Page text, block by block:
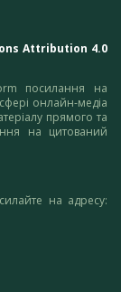
Attribution 4.0
посилання на
сфері онлайн-медіа
прямого та
на цитований
на адресу: